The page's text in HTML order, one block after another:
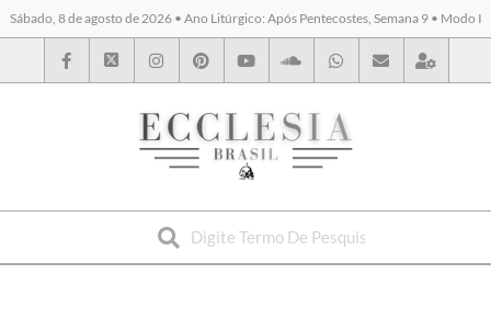
Sábado, 8 de agosto de 2026 • Ano Litúrgico: Após Pentecostes, Semana 9 • Modo I
BYBLOS